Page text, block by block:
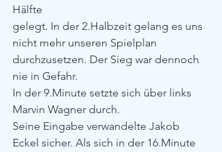
Hälfte
gelegt. In der 2.Halbzeit gelang es uns
nicht mehr unseren Spielplan
durchzusetzen. Der Sieg war dennoch
nie in Gefahr.
In der 9.Minute setzte sich über links
Marvin Wagner durch.
Seine Eingabe verwandelte Jakob
Eckel sicher. Als sich in der 16.Minute